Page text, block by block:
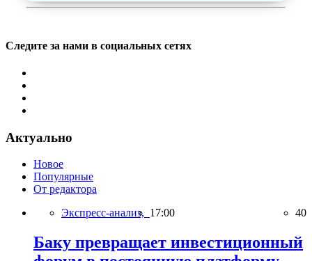
Следите за нами в социальных сетях
Актуально
Новое
Популярные
От редактора
Экспресс-анализ, 17:00 40
Баку превращает инвестиционный